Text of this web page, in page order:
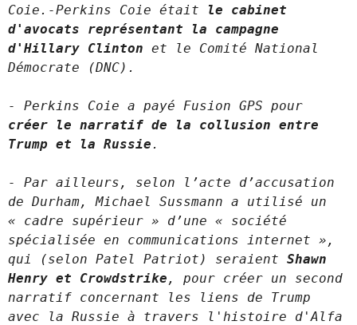
Coie.-Perkins Coie était
le cabinet
d'avocats représentant la campagne
d'Hillary Clinton et le Comité National
Démocrate (DNC).
créer le narratif de la collusion entre
Trump et la Russie .
- Par ailleurs, selon l’acte d’accusation
de Durham, Michael Sussmann a utilisé un
« cadre supérieur » d’une « société
spécialisée en communications internet »,
qui (selon Patel Patriot) seraient Shawn
Henry et Crowdstrike , pour créer un second
narratif concernant les liens de Trump
avec la Russie à travers l'histoire d'Alfa